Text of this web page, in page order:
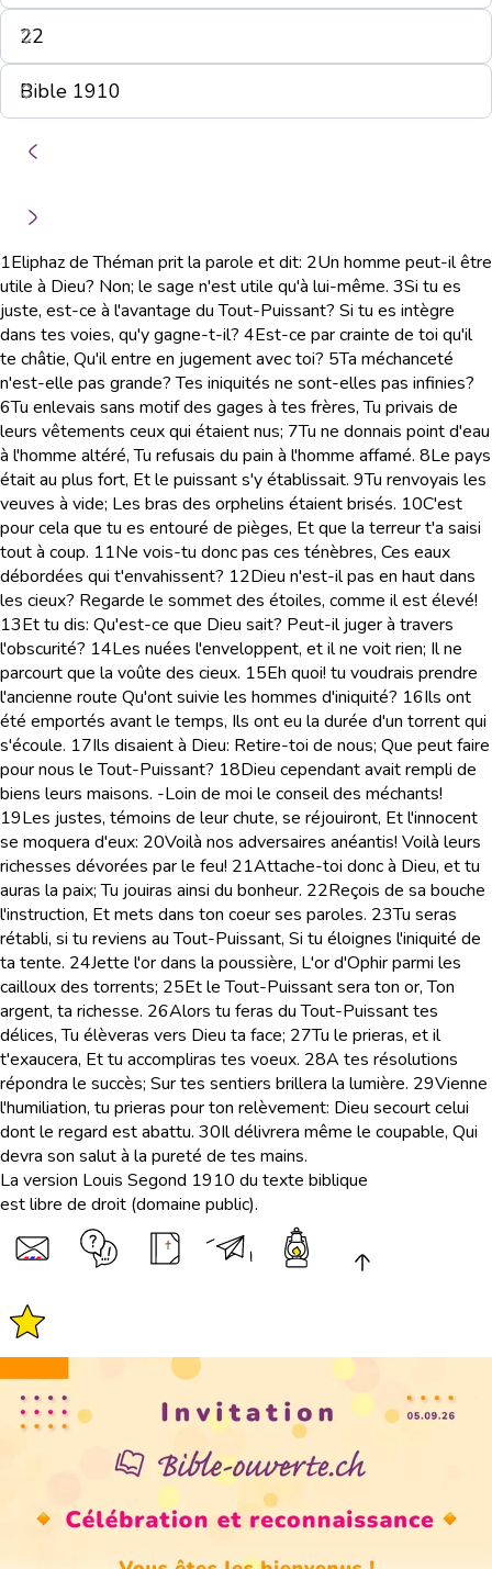
1Eliphaz de Théman prit la parole et dit: 2Un homme peut-il être
utile à Dieu? Non; le sage n'est utile qu'à lui-même. 3Si tu es
juste, est-ce à l'avantage du Tout-Puissant? Si tu es intègre
dans tes voies, qu'y gagne-t-il? 4Est-ce par crainte de toi qu'il
te châtie, Qu'il entre en jugement avec toi? 5Ta méchanceté
n'est-elle pas grande? Tes iniquités ne sont-elles pas infinies?
6Tu enlevais sans motif des gages à tes frères, Tu privais de
leurs vêtements ceux qui étaient nus; 7Tu ne donnais point d'eau
à l'homme altéré, Tu refusais du pain à l'homme affamé. 8Le pays
était au plus fort, Et le puissant s'y établissait. 9Tu renvoyais les
veuves à vide; Les bras des orphelins étaient brisés. 10C'est
pour cela que tu es entouré de pièges, Et que la terreur t'a saisi
tout à coup. 11Ne vois-tu donc pas ces ténèbres, Ces eaux
débordées qui t'envahissent? 12Dieu n'est-il pas en haut dans
les cieux? Regarde le sommet des étoiles, comme il est élevé!
13Et tu dis: Qu'est-ce que Dieu sait? Peut-il juger à travers
l'obscurité? 14Les nuées l'enveloppent, et il ne voit rien; Il ne
parcourt que la voûte des cieux. 15Eh quoi! tu voudrais prendre
l'ancienne route Qu'ont suivie les hommes d'iniquité? 16Ils ont
été emportés avant le temps, Ils ont eu la durée d'un torrent qui
s'écoule. 17Ils disaient à Dieu: Retire-toi de nous; Que peut faire
pour nous le Tout-Puissant? 18Dieu cependant avait rempli de
biens leurs maisons. -Loin de moi le conseil des méchants!
19Les justes, témoins de leur chute, se réjouiront, Et l'innocent
se moquera d'eux: 20Voilà nos adversaires anéantis! Voilà leurs
richesses dévorées par le feu! 21Attache-toi donc à Dieu, et tu
auras la paix; Tu jouiras ainsi du bonheur. 22Reçois de sa bouche
l'instruction, Et mets dans ton coeur ses paroles. 23Tu seras
rétabli, si tu reviens au Tout-Puissant, Si tu éloignes l'iniquité de
ta tente. 24Jette l'or dans la poussière, L'or d'Ophir parmi les
cailloux des torrents; 25Et le Tout-Puissant sera ton or, Ton
argent, ta richesse. 26Alors tu feras du Tout-Puissant tes
délices, Tu élèveras vers Dieu ta face; 27Tu le prieras, et il
t'exaucera, Et tu accompliras tes voeux. 28A tes résolutions
répondra le succès; Sur tes sentiers brillera la lumière. 29Vienne
l'humiliation, tu prieras pour ton relèvement: Dieu secourt celui
dont le regard est abattu. 30Il délivrera même le coupable, Qui
devra son salut à la pureté de tes mains.
La version Louis Segond 1910 du texte biblique
est libre de droit (domaine public).